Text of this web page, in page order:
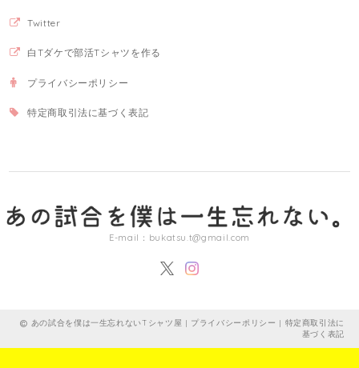
Twitter
白Tダケで部活Tシャツを作る
プライバシーポリシー
特定商取引法に基づく表記
E-mail： bukatsu.t@gmail.com
あの試合を僕は一生忘れないTシャツ屋 | プライバシーポリシー | 特定商取引法に
基づく表記